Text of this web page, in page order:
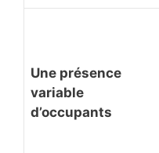
Une présence
variable
d’occupants